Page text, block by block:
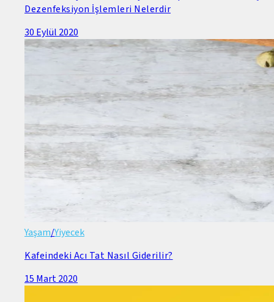
Dezenfeksiyon İşlemleri Nelerdir
30 Eylül 2020
Yaşam/Yiyecek
Kafeindeki Acı Tat Nasıl Giderilir?
15 Mart 2020